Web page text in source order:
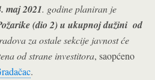
maj 2021. godine planiran je
(dio 2) u ukupnoj dužini od
za ostale sekcije javnost će
od strane investitora, saopćeno
.